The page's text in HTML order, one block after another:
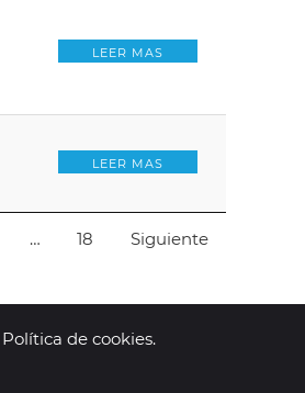
LEER MAS
LEER MAS
… 18 Siguiente
Política de cookies.